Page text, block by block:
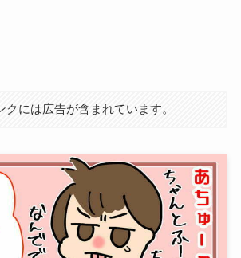
クには広告が含まれています。